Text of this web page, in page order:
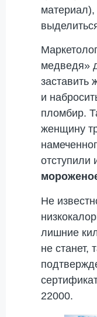
медведя»
заставить
и
пломбир.
женщину
отступили
Не
лишние
не станет,
22000.